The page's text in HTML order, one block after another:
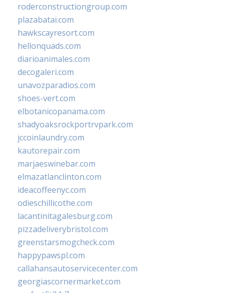
roderconstructiongroup.com
plazabatai.com
hawkscayresort.com
hellonquads.com
diarioanimales.com
decogaleri.com
unavozparadios.com
shoes-vert.com
elbotanicopanama.com
shadyoaksrockportrvpark.com
jccoinlaundry.com
kautorepair.com
marjaeswinebar.com
elmazatlanclinton.com
ideacoffeenyc.com
odieschillicothe.com
lacantinitagalesburg.com
pizzadeliverybristol.com
greenstarsmogcheck.com
happypawspl.com
callahansautoservicecenter.com
georgiascornermarket.com